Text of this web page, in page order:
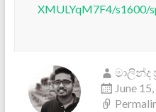
XMULYqM7F4/s1600/
මාලින්ද
June